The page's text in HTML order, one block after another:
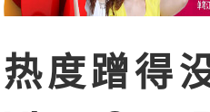
热度蹭得